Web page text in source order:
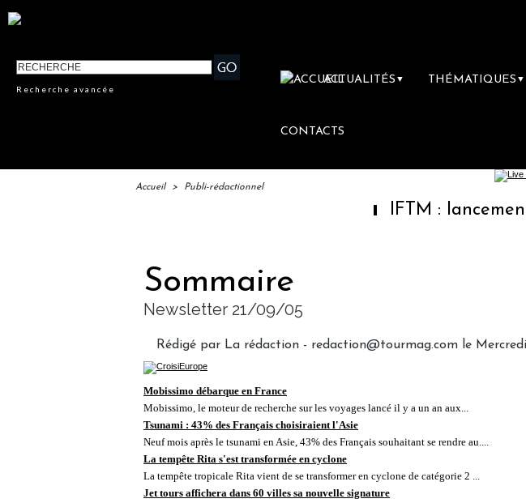
Recherche avancée
ACTUALITÉS ▼ THÉMATIQUES ▼
CONTACTS
Accueil > Publi-rédactionnel
IFTM : lancement des
Sommaire
Newsletter 21/09/05
Rédigé par La rédaction - redaction@tourmag.com le
Mobissimo débarque en France
Mobissimo, le moteur de recherche sur les voyages lancé il y a un an aux...
Tsunami : 43% des Français choisiraient l'Asie
Neuf mois après le tsunami en Asie, 43% des Français souhaitant se rendre au....
La tempête Rita s'est transformée en cyclone
La tempête tropicale Rita vient de se transformer en cyclone de catégorie 2 ...
Jet tours affichera dans 60 villes sa nouvelle signature